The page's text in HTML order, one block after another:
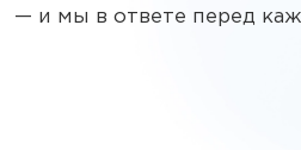
— и мы в ответе перед